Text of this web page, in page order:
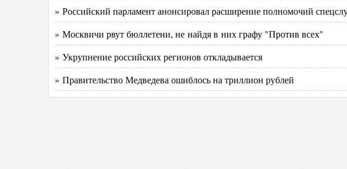
» Российский парламент анонсировал расширение полномочий
» Москвичи рвут бюллетени, не найдя в них графу "Против всех"
» Укрупнение российских регионов откладывается
» Правительство Медведева ошиблось на триллион рублей